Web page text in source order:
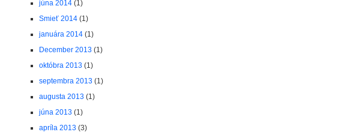
júna 2014(1)
Smieť 2014(1)
januára 2014(1)
December 2013(1)
októbra 2013(1)
septembra 2013(1)
augusta 2013(1)
júna 2013(1)
apríla 2013(3)